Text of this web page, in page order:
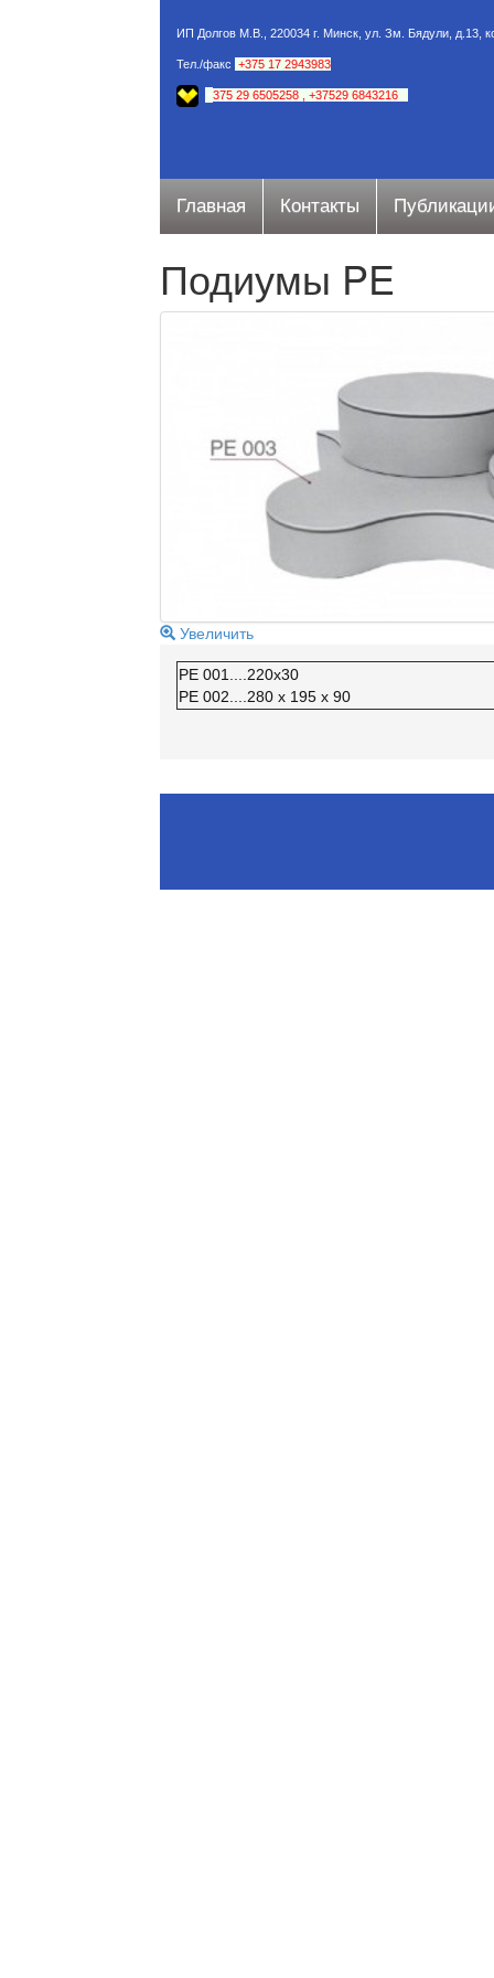
ИП Долгов М.В., 220034 г. Минск, ул. Зм. Бядули, д.13,
Тел./факс +375 17 2943983
375 29 6505258 +37529 6843216
Главная Контакты
Подиумы PE
Увеличить
РЕ 001....220х30
РЕ 002....280 х 195 х 90